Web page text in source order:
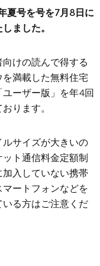
夏号を号を7月8日に
ました。
けの読んで得する
を満載した無料住宅
ーザー版」を年4回
ります。
ルサイズが大きいの
ト通信料金定額制
入していない携帯
ートフォンなどを
る方はご注意くだ